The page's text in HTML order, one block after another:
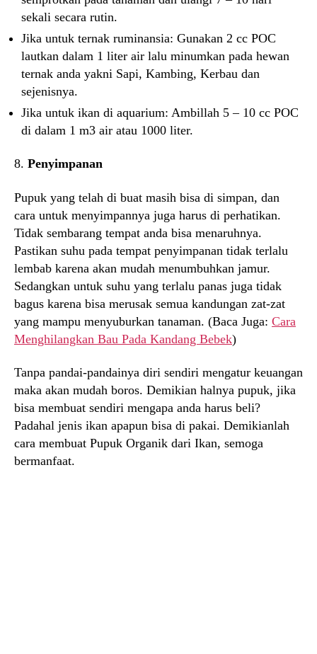
sekali secara rutin.
Jika untuk ternak ruminansia: Gunakan 2 cc POC
lautkan dalam 1 liter air lalu minumkan pada hewan
ternak anda yakni Sapi, Kambing, Kerbau dan
sejenisnya.
Jika untuk ikan di aquarium: Ambillah 5 – 10 cc POC
di dalam 1 m3 air atau 1000 liter.
8. Penyimpanan
Pupuk yang telah di buat masih bisa di simpan, dan
cara untuk menyimpannya juga harus di perhatikan.
Tidak sembarang tempat anda bisa menaruhnya.
Pastikan suhu pada tempat penyimpanan tidak terlalu
lembab karena akan mudah menumbuhkan jamur.
Sedangkan untuk suhu yang terlalu panas juga tidak
bagus karena bisa merusak semua kandungan zat-zat
yang mampu menyuburkan tanaman. (Baca Juga: Cara
Menghilangkan Bau Pada Kandang Bebek)
Tanpa pandai-pandainya diri sendiri mengatur keuangan
maka akan mudah boros. Demikian halnya pupuk, jika
bisa membuat sendiri mengapa anda harus beli?
Padahal jenis ikan apapun bisa di pakai. Demikianlah
cara membuat Pupuk Organik dari Ikan, semoga
bermanfaat.